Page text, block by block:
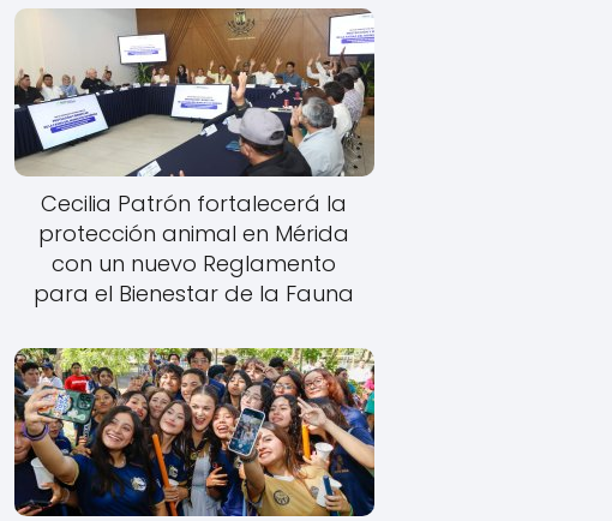
Cecilia Patrón fortalecerá la
protección animal en Mérida
con un nuevo Reglamento
para el Bienestar de la Fauna